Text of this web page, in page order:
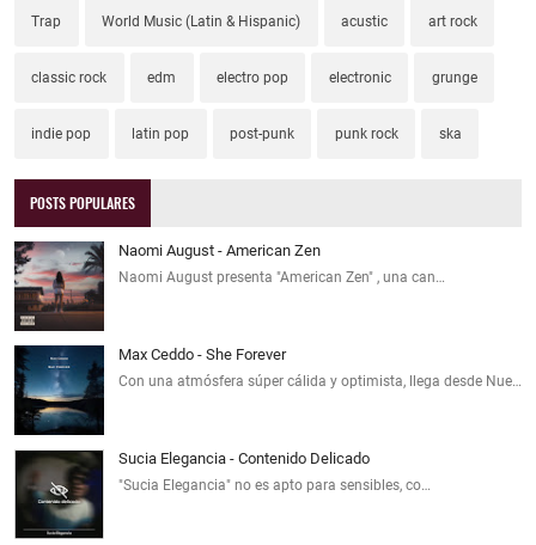
Trap World Music (Latin & Hispanic) acustic art rock
classic rock edm electro pop electronic grunge
indie pop latin pop post-punk punk rock ska
POSTS POPULARES
Naomi August - American Zen
Naomi August presenta "American Zen" , una can…
Max Ceddo - She Forever
Con una atmósfera súper cálida y optimista, llega desde Nue…
Sucia Elegancia - Contenido Delicado
"Sucia Elegancia" no es apto para sensibles, co…